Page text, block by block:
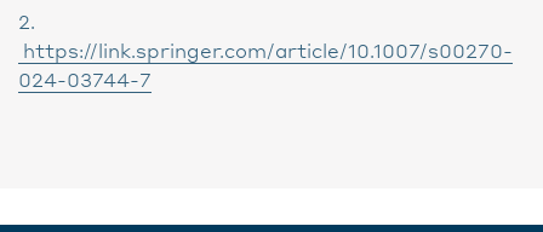
2.
https://link.springer.com/article/10.1007/s00270-
024-03744-7